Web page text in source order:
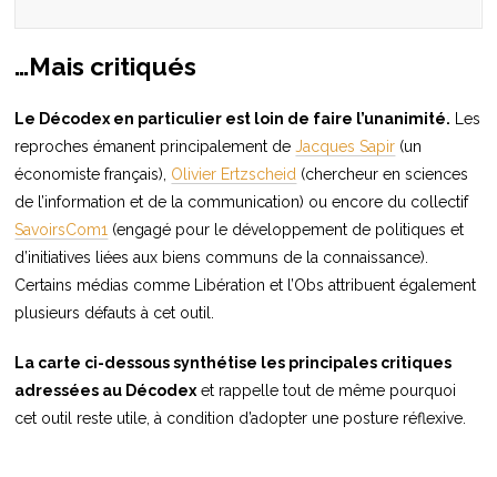
…Mais critiqués
Le Décodex en particulier est loin de faire l’unanimité. Les
reproches émanent principalement deJacques Sapir (un
économiste français), Olivier Ertzscheid (chercheur en sciences
de l’information et de la communication) ou encore du collectif
SavoirsCom1 (engagé pour le développement de politiques et
d’initiatives liées aux biens communs de la connaissance).
Certains médias comme Libération et l’Obs attribuent également
plusieurs défauts à cet outil.
La carte ci-dessous synthétise les principales critiques
adressées au Décodexet rappelle tout de même pourquoi
cet outil reste utile, à condition d’adopter une posture réflexive.